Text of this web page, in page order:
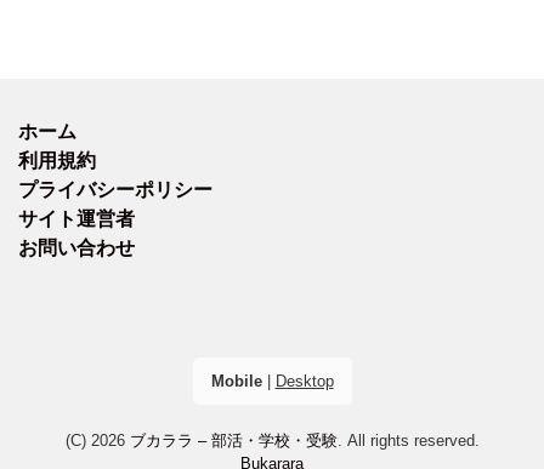
ホーム
利用規約
プライバシーポリシー
サイト運営者
お問い合わせ
Mobile| Desktop
(C) 2026 ブカララ – 部活・学校・受験. All rights reserved.
Bukarara